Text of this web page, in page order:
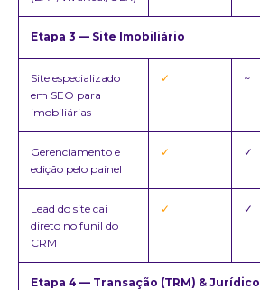
Etapa 3 — Site Imobiliário
Site especializado
em SEO para
imobiliárias
✓ ~
Gerenciamento e
edição pelo painel
✓ ✓
Lead do site cai
direto no funil do
CRM
✓ ✓
Etapa 4 — Transação (TRM) & Jurídico